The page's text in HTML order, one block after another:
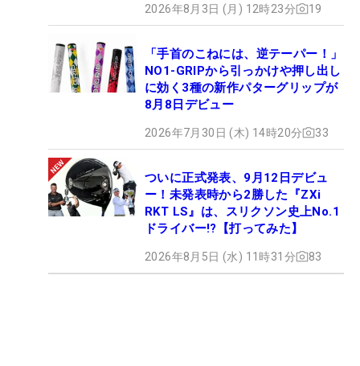
2026年8月3日 (月) 12時23分 19
「手首のこねには、逆テーパー！」
NO1-GRIPから引っかけや押し出し
に効く3種の新作パターグリップが
8月8日デビュー
2026年7月30日 (木) 14時20分 33
ついに正式発表、9月12日デビュ
ー！未発表時から2勝した『ZXi
RKT LS』は、スリクソン史上No.1
ドライバー!?【打ってみた】
2026年8月5日 (水) 11時31分 83